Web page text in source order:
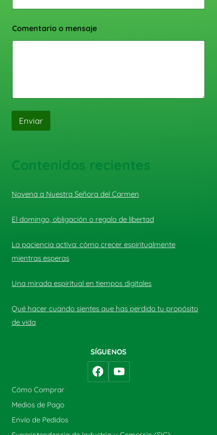
Comentario o mensaje
Enviar
Contenidos recientes
Novena a Nuestra Señora del Carmen
El domingo, obligación o regalo de libertad
La paciencia activa: cómo crecer espiritualmente
mientras esperas
Una mirada espiritual en tiempos digitales
Qué hacer cuando sientes que has perdido tu propósito
de vida
SÍGUENOS
Cómo Comprar
Medios de Pago
Envío de Pedidos